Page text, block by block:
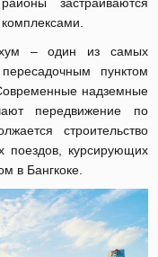
‒ один из самых
пунктом
надземные
передвижение по
строительство
поездов, курсирующих
в Бангкоке.